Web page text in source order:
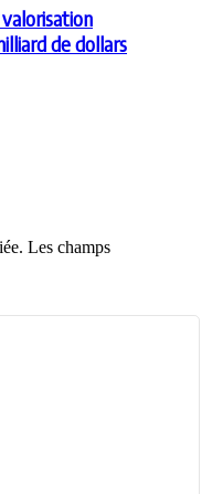
de dollars
Les champs